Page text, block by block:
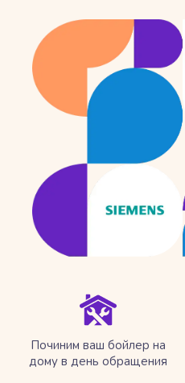
Починим ваш бойлер на
дому в день обращения